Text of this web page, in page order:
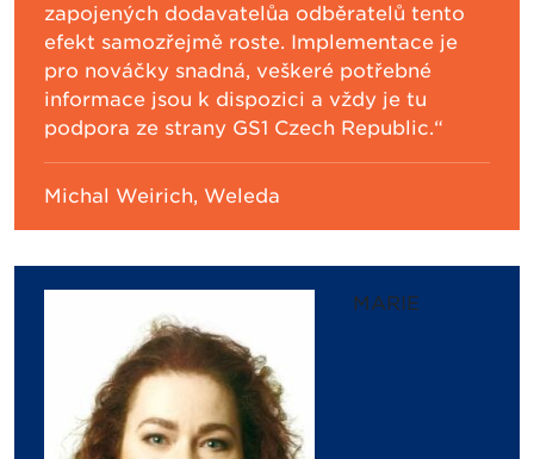
zapojených dodavatelůa odběratelů tento
efekt samozřejmě roste. Implementace je
pro nováčky snadná, veškeré potřebné
informace jsou k dispozici a vždy je tu
podpora ze strany GS1 Czech Republic.“
Michal Weirich, Weleda
MARIE